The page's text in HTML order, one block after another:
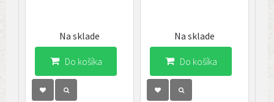
Do košíka
Na sklade
Do košíka
Na sklade